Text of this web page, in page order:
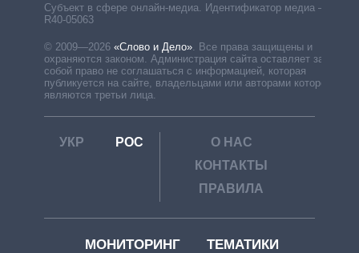
Субъект в сфере онлайн-медиа. Идентификатор медиа –
R40-05063
© 2009—2026 «Слово и Дело»
Все права защищены и
охраняются законом. Администрация сайта оставляет за
собой право не соглашаться с информацией, которая
публикуется на сайте, владельцами или авторами которой
являются третьи лица.
УКР РОС
О НАС
КОНТАКТЫ
ПРАВИЛА
МОНИТОРИНГ ТЕМАТИКИ